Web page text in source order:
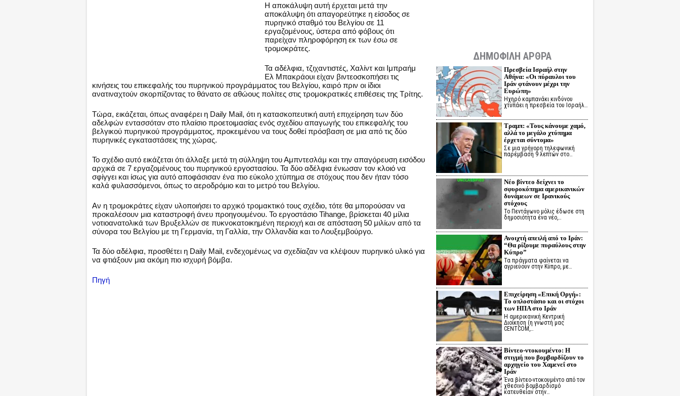
Η αποκάλυψη αυτή έρχεται μετά την
αποκάλυψη ότι απαγορεύτηκε η είσοδος σε
πυρηνικό σταθμό του Βελγίου σε 11
εργαζομένους, ύστερα από φόβους ότι
παρείχαν πληροφόρηση εκ των έσω σε
τρομοκράτες.
Τα αδέλφια, τζιχαντιστές, Χαλίντ και Ιμπραήμ
Ελ Μπακράουι είχαν βιντεοσκοπήσει τις
κινήσεις του επικεφαλής του πυρηνικού προγράμματος του Βελγίου, καιρό πριν οι ίδιοι
ανατιναχτούν σκορπίζοντας το θάνατο σε αθώους πολίτες στις τρομοκρατικές επιθέσεις της Τρίτης.
Τώρα, εικάζεται, όπως αναφέρει η Daily Mail, ότι η κατασκοπευτική αυτή επιχείρηση των δύο
αδελφών εντασσόταν στο πλαίσιο προετοιμασίας ενός σχεδίου απαγωγής του επικεφαλής του
βελγικού πυρηνικού προγράμματος, προκειμένου να τους δοθεί πρόσβαση σε μια από τις δύο
πυρηνικές εγκαταστάσεις της χώρας.
Το σχέδιο αυτό εικάζεται ότι άλλαξε μετά τη σύλληψη του Αμπντεσλάμ και την απαγόρευση εισόδου
αρχικά σε 7 εργαζομένους του πυρηνικού εργοστασίου. Τα δύο αδέλφια ένιωσαν τον κλοιό να
σφίγγει και ίσως για αυτό αποφάσισαν ένα πιο εύκολο χτύπημα σε στόχους που δεν ήταν τόσο
καλά φυλασσόμενοι, όπως το αεροδρόμιο και το μετρό του Βελγίου.
Αν η τρομοκράτες είχαν υλοποιήσει το αρχικό τρομακτικό τους σχέδιο, τότε θα μπορούσαν να
προκαλέσουν μια καταστροφή άνευ προηγουμένου. Το εργοστάσιο Tihange, βρίσκεται 40 μίλια
νοτιοανατολικά των Βρυξελλών σε πυκνοκατοικημένη περιοχή και σε απόσταση 50 μιλίων από τα
σύνορα του Βελγίου με τη Γερμανία, τη Γαλλία, την Ολλανδία και το Λουξεμβούργο.
Τα δύο αδέλφια, προσθέτει η Daily Mail, ενδεχομένως να σχεδίαζαν να κλέψουν πυρηνικό υλικό για
να φτιάξουν μια ακόμη πιο ισχυρή βόμβα.
Πηγή
ΔΗΜΟΦΙΛΗ ΑΡΘΡΑ
Πρεσβεία Ισραήλ στην
Αθήνα: «Οι πύραυλοι του
Ιράν φτάνουν μέχρι την
Ευρώπη»
Ηχηρό καμπανάκι κινδύνου
χτυπάει η πρεσβεία του Ισραήλ…
Τραμπ: «Τους κάνουμε χαμό,
αλλά το μεγάλο χτύπημα
έρχεται σύντομα»
Σε μια γρήγορη τηλεφωνική
παρέμβαση 9 λεπτών στο…
Νέο βίντεο δείχνει το
σφυροκόπημα αμερικανικών
δυνάμεων σε Ιρανικούς
στόχους
Το Πεντάγωνο μόλις έδωσε στη
δημοσιότητα ένα νέο,…
Ανοιχτή απειλή από το Ιράν:
“Θα ρίξουμε πυραύλους στην
Κύπρο”
Τα πράγματα φαίνεται να
αγριεύουν στην Κύπρο, με…
Επιχείρηση «Επική Οργή»:
Το οπλοστάσιο και οι στόχοι
των ΗΠΑ στο Ιράν
Η αμερικανική Κεντρική
Διοίκηση (η γνωστή μας
CENTCOM,…
Βίντεο-ντοκουμέντο: Η
στιγμή που βομβαρδίζουν το
αρχηγείο του Χαμενεΐ στο
Ιράν
Ένα βίντεο-ντοκουμέντο από τον
χθεσινό βομβαρδισμό
κατευθείαν στην…